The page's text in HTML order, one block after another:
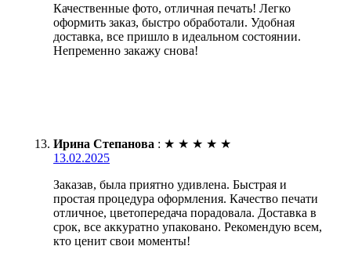
Качественные фото, отличная печать! Легко
оформить заказ, быстро обработали. Удобная
доставка, все пришло в идеальном состоянии.
Непременно закажу снова!
Ирина Степанова : ★ ★ ★ ★ ★
13.02.2025
Заказав, была приятно удивлена. Быстрая и
простая процедура оформления. Качество печати
отличное, цветопередача порадовала. Доставка в
срок, все аккуратно упаковано. Рекомендую всем,
кто ценит свои моменты!